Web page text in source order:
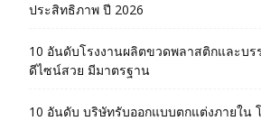
ประสิทธิภาพ ปี 2026
10 อันดับโรงงานผลิตขวดพลาสติกและบ
ดีไซน์สวย มีมาตรฐาน
10 อันดับ บริษัทรับออกแบบตกแต่งภายใน